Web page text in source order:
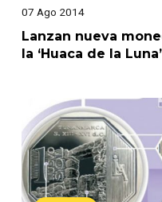
07 Ago 2014
Lanzan nueva
la ‘Huaca de la Luna’